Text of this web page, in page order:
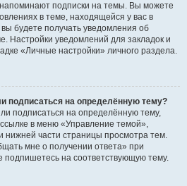
подписки на темы. Вы можете
в теме, находящейся у вас в
будете получать уведомления об
Настройки уведомлений для закладок и
«Личные настройки» личного раздела.
подписаться на определённую тему?
подписаться на определённую тему,
в меню «Управление темой»,
нижней части страницы просмотра тем.
мне о получении ответа» при
подпишетесь на соответствующую тему.